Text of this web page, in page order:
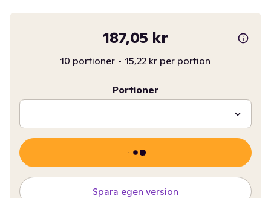
187,05 kr
10 portioner • 15,22 kr per portion
Portioner
Spara egen version